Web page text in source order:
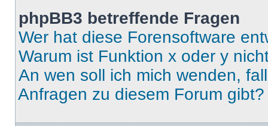
phpBB3 betreffende Fragen
Wer hat diese Forensoftware
Warum ist Funktion x oder y
An wen soll ich mich wenden,
Anfragen zu diesem Forum gibt?